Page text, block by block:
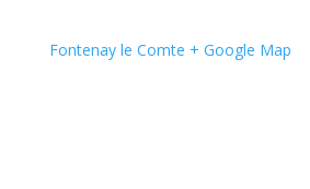
Fontenay le Comte + Google Map